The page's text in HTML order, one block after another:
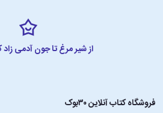
از شیر مرغ تا جون آدمی زاد
فروشگاه کتاب آنلاین ۳۰بوک